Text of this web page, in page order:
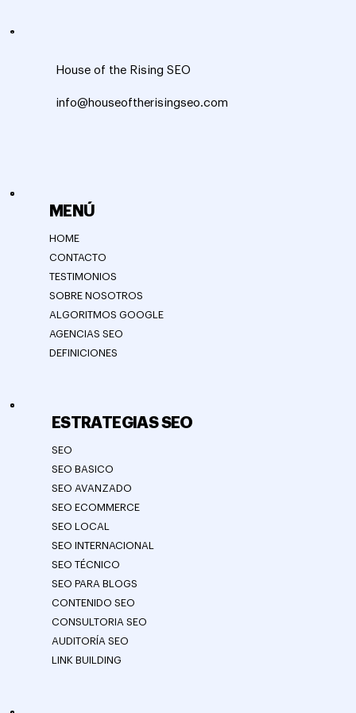
MENÚ
HOME
CONTACTO
TESTIMONIOS
SOBRE NOSOTROS
ALGORITMOS GOOGLE
AGENCIAS SEO
DEFINICIONES
ESTRATEGIAS SEO
SEO
SEO BASICO
SEO AVANZADO
SEO ECOMMERCE
SEO LOCAL
SEO INTERNACIONAL
SEO TÉCNICO
SEO PARA BLOGS
CONTENIDO SEO
CONSULTORIA SEO
AUDITORÍA SEO
LINK BUILDING
House of the Rising SEO
info@houseoftherisingseo.com